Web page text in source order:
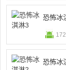
恐怖冰
恐怖冰